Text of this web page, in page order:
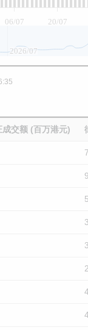
06/07 20/07
2026/07
成交额 (百万港元)